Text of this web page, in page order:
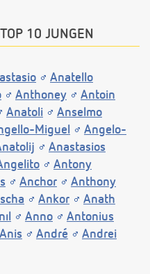
TOP 10 JUNGEN
Anatello
Anthoney
Antoin
Anatoli
Anselmo
Miguel
Angelo-
Anastasios
Antony
Anchor
Anthony
Ankor
Anath
Anno
Antonius
Anis André
Andrei